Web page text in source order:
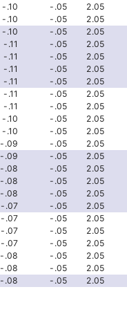
-.10 -.05
2.05
-.10 -.05
2.05
-.10 -.05
2.05
-.11 -.05
2.05
-.11 -.05
2.05
-.11 -.05
2.05
-.11 -.05
2.05
-.11 -.05
2.05
-.11 -.05
2.05
-.10 -.05
2.05
-.10 -.05
2.05
-.09 -.05
2.05
-.09 -.05
2.05
-.08 -.05
2.05
-.08 -.05
2.05
-.08 -.05
2.05
-.07 -.05
2.05
-.07 -.05
2.05
-.07 -.05
2.05
-.07 -.05
2.05
-.08 -.05
2.05
-.08 -.05
2.05
-.08 -.05 2.05